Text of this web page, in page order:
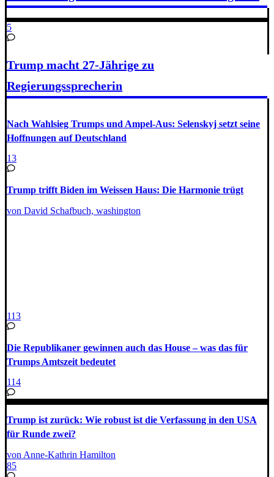
5
Trump macht 27-Jährige zu
Regierungssprecherin
Nach Wahlsieg Trumps und Ampel-Aus: Selenskyj setzt seine
Hoffnungen auf Deutschland
13
Trump trifft Biden im Weissen Haus: Die Harmonie trügt
von David Schafbuch, washington
113
Die Republikaner gewinnen auch das House – was das für
Trumps Amtszeit bedeutet
114
Trump ist zurück: Wie robust ist die Verfassung in den USA
für Runde zwei?
von Anne-Kathrin Hamilton
85